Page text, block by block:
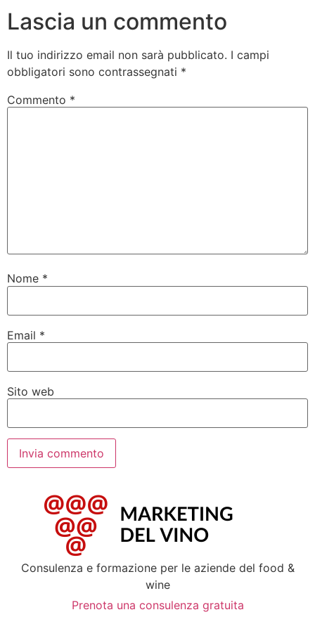
Lascia un commento
Il tuo indirizzo email non sarà pubblicato. I campi
obbligatori sono contrassegnati *
Commento *
Nome *
Email *
Sito web
Consulenza e formazione per le aziende del food &
wine
Prenota una consulenza gratuita